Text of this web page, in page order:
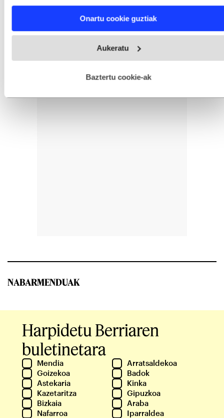
and set your preferences in thedetails section
fitxategiak erabiltzen ditu. Zure esperientzia eta zerbitzuak
esplizitua ematen diguzu.Gehiago irakurri
Onartu cookie guztiak
Aukeratu
Baztertu cookie-ak
NABARMENDUAK
Harpidetu Berriaren
buletinetara
Mendia
Arratsaldekoa
Goizekoa
Badok
Astekaria
Kinka
Kazetaritza
Gipuzkoa
Bizkaia
Araba
Nafarroa
Iparraldea